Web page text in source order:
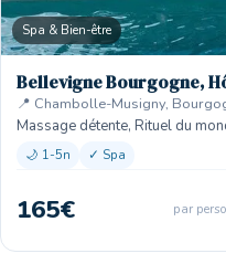
Spa & Bien-être
Bellevigne Bourgogne,
📍 Chambolle-Musigny,
Massage détente, Rituel du
🌙 1-5n ✓ Spa
165€ par